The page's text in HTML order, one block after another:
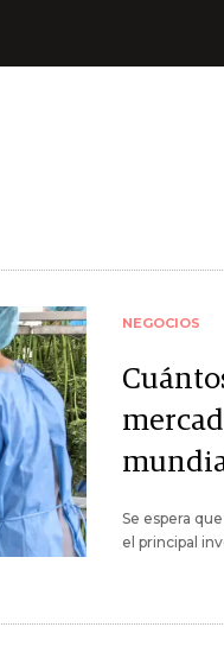
NEGOCIOS
Se espera
el principal